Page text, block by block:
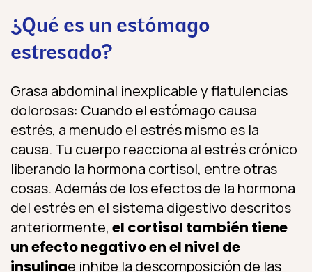
¿Qué es un estómago
estresado?
Grasa abdominal inexplicable y flatulencias
dolorosas: Cuando el estómago causa
estrés, a menudo el estrés mismo es la
causa. Tu cuerpo reacciona al estrés crónico
liberando la hormona cortisol, entre otras
cosas. Además de los efectos de la hormona
del estrés en el sistema digestivo descritos
anteriormente, el cortisol también tiene
un efecto negativo en el nivel de
insulinae inhibe la descomposición de las